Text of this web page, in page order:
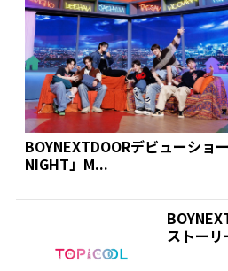
BOYNEXTDOORデビューショ
NIGHT」M...
ストー